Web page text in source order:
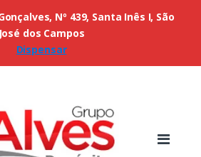
Nº 439, Santa Inês I, São
José dos Campos
Dispensar